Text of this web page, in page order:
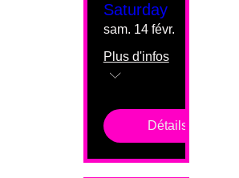
Saturday
sam. 14 févr.
Plus d'infos
Détails